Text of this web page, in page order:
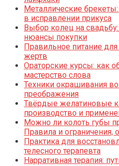
Металлические
в исправлении прикуса
Выбор колец на
нюансы покупки
Правильное питание для
жертв
Ораторские курсы: как
мастерство слова
Техники окрашивания
преображения
Твёрдые желатиновые
производство и
Можно ли колоть губы
Правила и ограничения,
Практика для
телесного терапевта
Нарративная терапия: